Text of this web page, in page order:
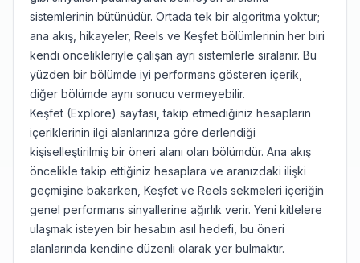
sistemlerinin bütünüdür. Ortada tek bir algoritma yoktur;
ana akış, hikayeler, Reels ve Keşfet bölümlerinin her biri
kendi öncelikleriyle çalışan ayrı sistemlerle sıralanır. Bu
yüzden bir bölümde iyi performans gösteren içerik,
diğer bölümde aynı sonucu vermeyebilir.
Keşfet (Explore) sayfası, takip etmediğiniz hesapların
içeriklerinin ilgi alanlarınıza göre derlendiği
kişiselleştirilmiş bir öneri alanı olan bölümdür. Ana akış
öncelikle takip ettiğiniz hesaplara ve aranızdaki ilişki
geçmişine bakarken, Keşfet ve Reels sekmeleri içeriğin
genel performans sinyallerine ağırlık verir. Yeni kitlelere
ulaşmak isteyen bir hesabın asıl hedefi, bu öneri
alanlarında kendine düzenli olarak yer bulmaktır.